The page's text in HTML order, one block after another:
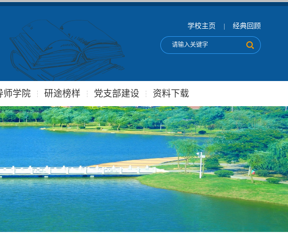
学校主页 经典回顾
师学院 研途榜样 党支部建设 资料下载